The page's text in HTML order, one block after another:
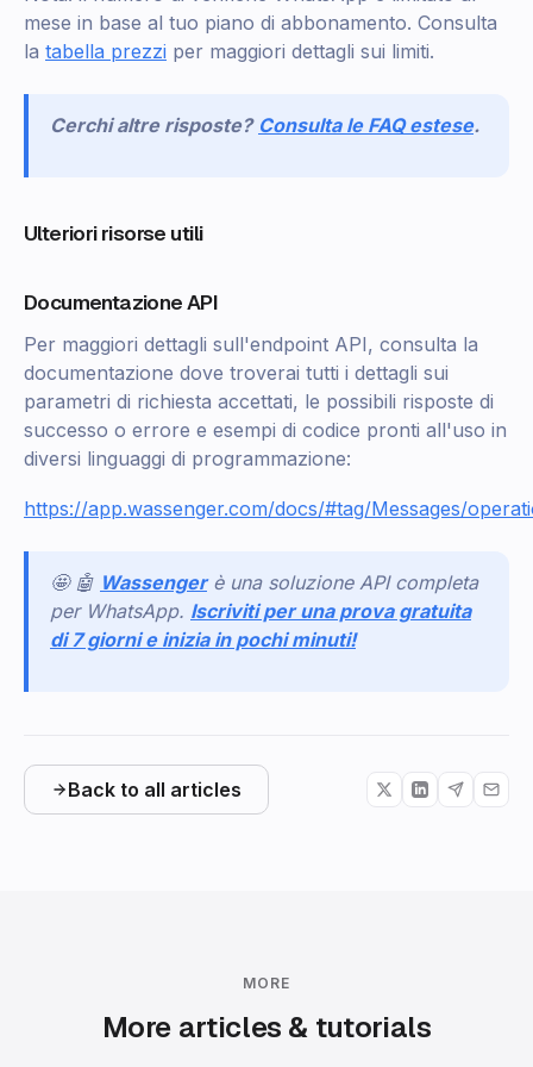
mese in base al tuo piano di abbonamento. Consulta
la tabella prezzi per maggiori dettagli sui limiti.
Cerchi altre risposte? Consulta le FAQ estese.
Ulteriori risorse utili
Documentazione API
Per maggiori dettagli sull'endpoint API, consulta la
documentazione dove troverai tutti i dettagli sui
parametri di richiesta accettati, le possibili risposte di
successo o errore e esempi di codice pronti all'uso in
diversi linguaggi di programmazione:
https://app.wassenger.com/docs/#tag/Messages/
🤩 🤖 Wassenger è una soluzione API completa
per WhatsApp. Iscriviti per una prova gratuita
di 7 giorni e inizia in pochi minuti!
Back to all articles
MORE
More articles & tutorials